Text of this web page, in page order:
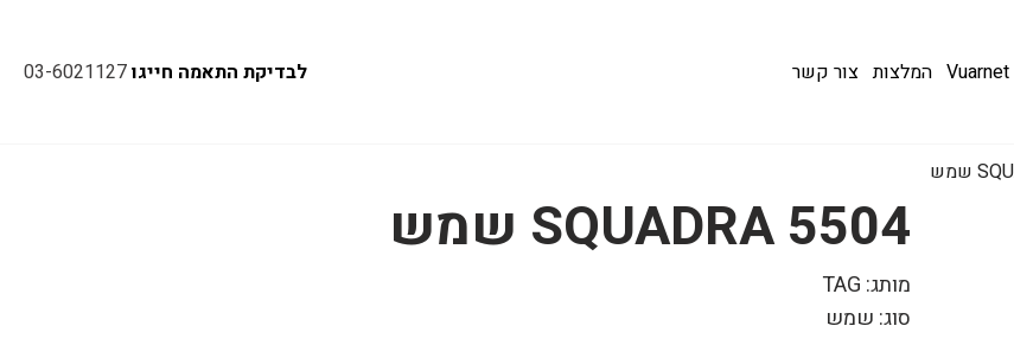
המלצות צור קשר לבדיקת התאמה חייגו03-6021127
5504 SQUADRA שמש
מותג: TAG
סוג: שמש